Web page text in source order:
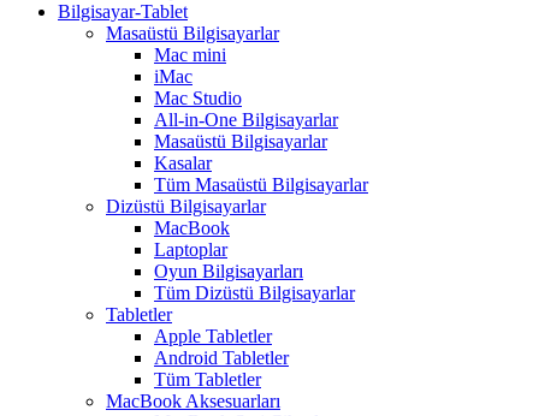
Bilgisayar-Tablet
Masaüstü Bilgisayarlar
Mac mini
iMac
Mac Studio
All-in-One Bilgisayarlar
Masaüstü Bilgisayarlar
Kasalar
Tüm Masaüstü Bilgisayarlar
Dizüstü Bilgisayarlar
MacBook
Laptoplar
Oyun Bilgisayarları
Tüm Dizüstü Bilgisayarlar
Tabletler
Apple Tabletler
Android Tabletler
Tüm Tabletler
MacBook Aksesuarları